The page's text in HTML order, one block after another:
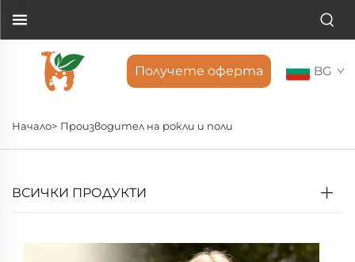
Получете оферта BG
Начало> Производител на рокли и поли
ВСИЧКИ ПРОДУКТИ